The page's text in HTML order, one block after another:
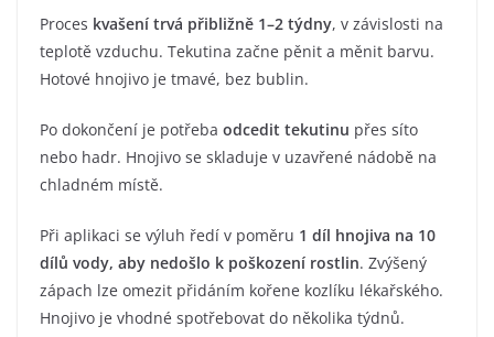
Proces kvašení trvá přibližně 1–2 týdny, v závislosti na
teplotě vzduchu. Tekutina začne pěnit a měnit barvu.
Hotové hnojivo je tmavé, bez bublin.
Po dokončení je potřeba odcedit tekutinu přes síto
nebo hadr. Hnojivo se skladuje v uzavřené nádobě na
chladném místě.
Při aplikaci se výluh ředí v poměru 1 díl hnojiva na 10
dílů vody, aby nedošlo k poškození rostlin. Zvýšený
zápach lze omezit přidáním kořene kozlíku lékařského.
Hnojivo je vhodné spotřebovat do několika týdnů.